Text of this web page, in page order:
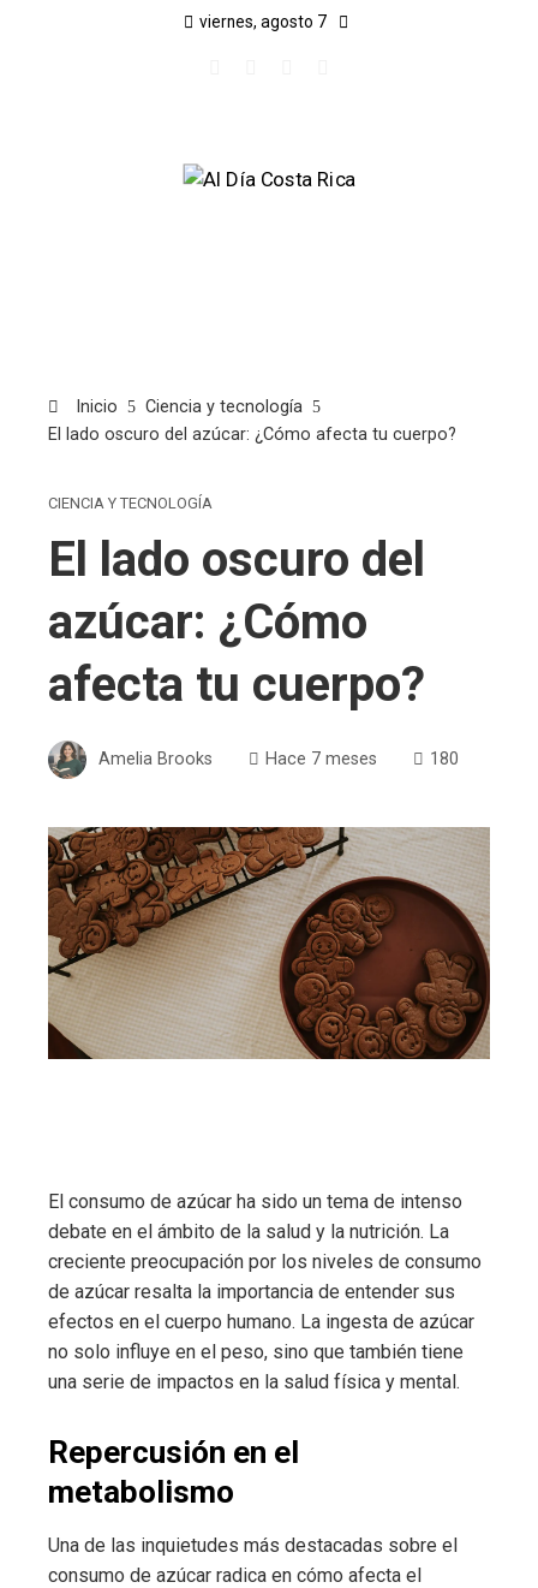
viernes, agosto 7
Inicio
Ciencia y tecnología
El lado oscuro del azúcar: ¿Cómo afecta tu cuerpo?
CIENCIA Y TECNOLOGÍA
El lado oscuro del
azúcar: ¿Cómo
afecta tu cuerpo?
Amelia Brooks Hace 7 meses 180
El consumo de azúcar ha sido un tema de intenso
debate en el ámbito de la salud y la nutrición. La
creciente preocupación por los niveles de consumo
de azúcar resalta la importancia de entender sus
efectos en el cuerpo humano. La ingesta de azúcar
no solo influye en el peso, sino que también tiene
una serie de impactos en la salud física y mental.
Repercusión en el
metabolismo
Una de las inquietudes más destacadas sobre el
consumo de azúcar radica en cómo afecta el